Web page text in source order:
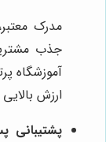
مدرک
جذب
آموزشگاه
ارزش
پشتیبانی